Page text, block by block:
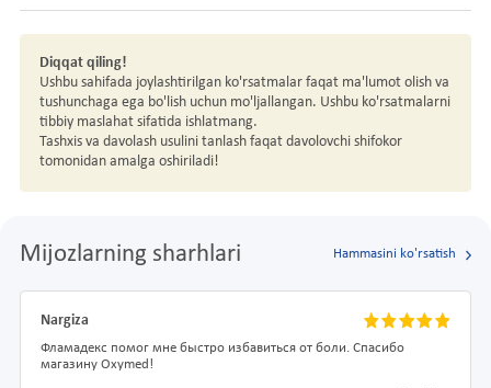
Diqqat qiling!
Ushbu sahifada joylashtirilgan ko'rsatmalar faqat ma'lumot olish va
tushunchaga ega bo'lish uchun mo'ljallangan. Ushbu ko'rsatmalarni
tibbiy maslahat sifatida ishlatmang.
Tashxis va davolash usulini tanlash faqat davolovchi shifokor
tomonidan amalga oshiriladi!
Mijozlarning sharhlari Hammasini ko'rsatish
Nargiza
Фламадекс помог мне быстро избавиться от боли. Спасибо
магазину Oxymed!